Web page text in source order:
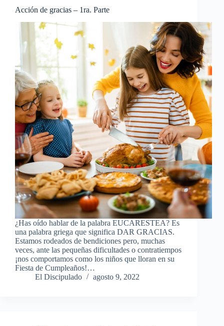
Acción de gracias – 1ra. Parte
¿Has oído hablar de la palabra EUCARESTEA? Es
una palabra griega que significa DAR GRACIAS.
Estamos rodeados de bendiciones pero, muchas
veces, ante las pequeñas dificultades o contratiempos
¡nos comportamos como los niños que lloran en su
Fiesta de Cumpleaños!…
El Discipulado
agosto 9, 2022